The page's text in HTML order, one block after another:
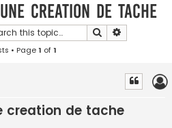
creation de tache
Search
• Page1 of1
creation de tache